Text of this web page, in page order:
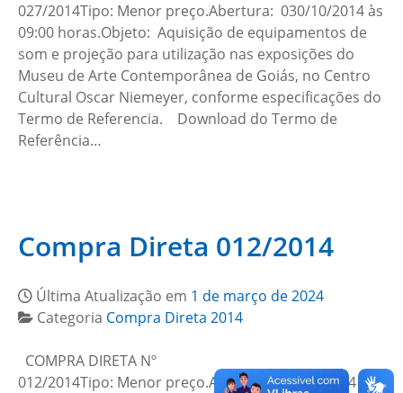
027/2014Tipo: Menor preço.Abertura: 030/10/2014 às
09:00 horas.Objeto: Aquisição de equipamentos de
som e projeção para utilização nas exposições do
Museu de Arte Contemporânea de Goiás, no Centro
Cultural Oscar Niemeyer, conforme especificações do
Termo de Referencia. Download do Termo de
Referência…
Compra Direta 012/2014
Última Atualização em 1 de março de 2024
Categoria Compra Direta 2014
COMPRA DIRETA Nº
012/2014Tipo: Menor preço.Abertura: 30/04/2014 às